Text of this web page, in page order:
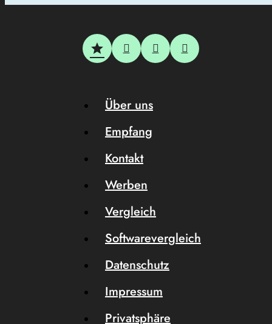
Über uns
Empfang
Kontakt
Werben
Vergleich
Softwarevergleich
Datenschutz
Impressum
Privatsphäre